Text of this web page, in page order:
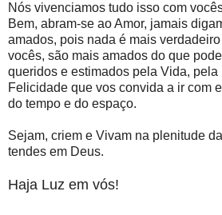
Nós vivenciamos tudo isso com
Bem, abram-se ao Amor, jamais
amados, pois nada é mais
vocês, são mais amados do que
queridos e estimados pela Vida, pela
Felicidade que vos convida a ir com
do tempo e do espaço.
Sejam, criem e Vivam na plenitude
tendes em Deus.
Haja Luz em vós!